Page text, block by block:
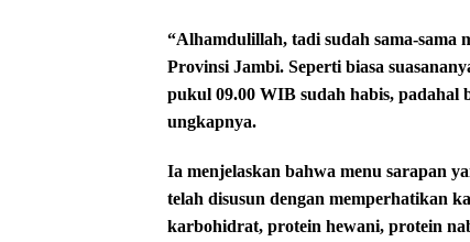
“Alhamdulillah, tadi sudah sama-
Provinsi Jambi. Seperti biasa
pukul 09.00 WIB sudah habis, padahal
ungkapnya.
Ia menjelaskan bahwa menu sarapan
telah disusun dengan memperhatikan
karbohidrat, protein hewani, protein